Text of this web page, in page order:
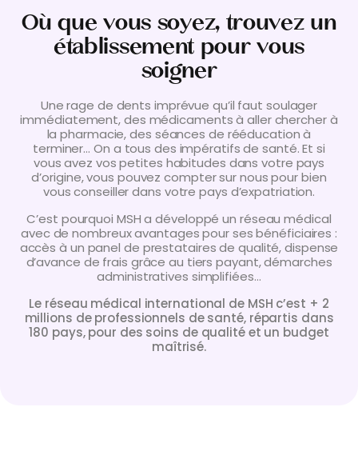
Où que vous soyez, trouvez un
établissement pour vous
soigner
Une rage de dents imprévue qu’il faut soulager
immédiatement, des médicaments à aller chercher à
la pharmacie, des séances de rééducation à
terminer… On a tous des impératifs de santé. Et si
vous avez vos petites habitudes dans votre pays
d’origine, vous pouvez compter sur nous pour bien
vous conseiller dans votre pays d’expatriation.
C’est pourquoi MSH a développé un réseau médical
avec de nombreux avantages pour ses bénéficiaires :
accès à un panel de prestataires de qualité, dispense
d’avance de frais grâce au tiers payant, démarches
administratives simplifiées…
Le réseau médical international de MSH c’est + 2
millions de professionnels de santé, répartis dans
180 pays, pour des soins de qualité et un budget
maîtrisé.